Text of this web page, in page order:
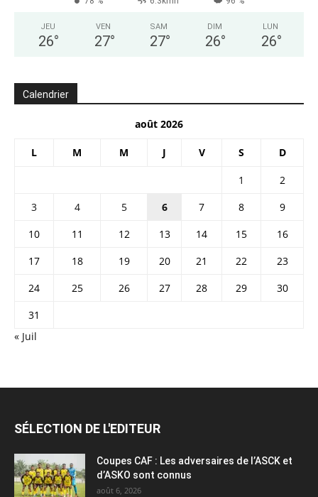
JEU
26°
VEN
27°
SAM
27°
DIM
26°
LUN
26°
Calendrier
août 2026
L M M J V S D
1
2
3
4 5 6 7 8
9
10
11 12 13 14 15
16
17
18 19 20 21 22
23
24
25 26 27 28 29
30
31
« Juil
SÉLECTION DE L'EDITEUR
Coupes CAF : Les adversaires de l’ASCK et
d’ASKO sont connus
août 6, 2026